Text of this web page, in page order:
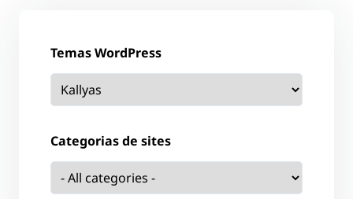
Temas WordPress
Categorias de sites